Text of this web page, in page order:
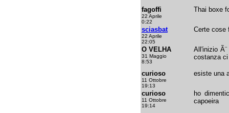
fagoffi
22 Aprile
0:22
Thai boxe
sciasbat
22 Aprile
22:05
Certe cose
O VELHA
31 Maggio
8:53
All'inizio
costanza ci
curioso
11 Ottobre
19:13
esiste una
curioso
11 Ottobre
19:14
ho
capoeira